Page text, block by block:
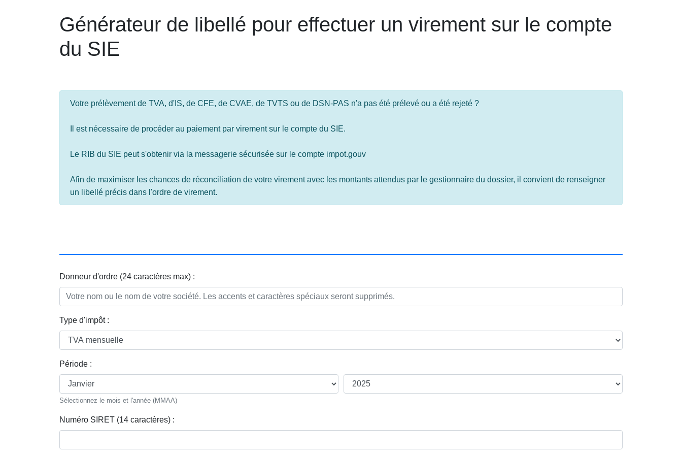
Générateur de libellé pour effectuer un virement sur le compte
du SIE
Votre prélèvement de TVA, d'IS, de CFE, de CVAE, de TVTS ou de DSN-PAS n'a pas été prélevé ou a été rejeté ?
Il est nécessaire de procéder au paiement par virement sur le compte du SIE.
Le RIB du SIE peut s'obtenir via la messagerie sécurisée sur le compte impot.gouv
Afin de maximiser les chances de réconciliation de votre virement avec les montants attendus par le gestionnaire du dossier, il convient de renseigner
un libellé précis dans l'ordre de virement.
Donneur d'ordre (24 caractères max) :
Type d'impôt :
Période :
Sélectionnez le mois et l'année (MMAA)
Numéro SIRET (14 caractères) :